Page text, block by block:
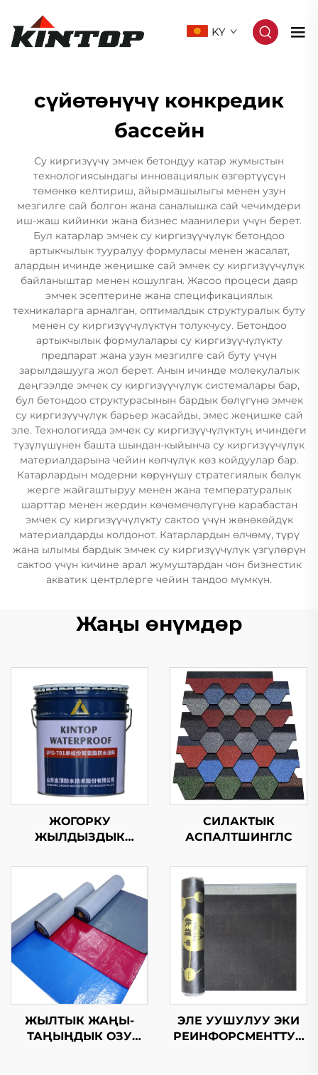
KY
сүйөтөнүчү конкредик
бассейн
Су киргизүүчү эмчек бетондуу катар жумыстын
технологиясындагы инновациялык өзгөртүүсүн
төмөнкө келтириш, айырмашылыгы менен узун
мезгилге сай болгон жана саналышка сай чечимдери
иш-жаш кийинки жана бизнес маанилери үчүн берет.
Бул катарлар эмчек су киргизүүчүлүк бетондоо
артыкчылык тууралуу формуласы менен жасалат,
алардын ичинде жеңишке сай эмчек су киргизүүчүлүк
байланыштар менен кошулган. Жасоо процеси даяр
эмчек эсептерине жана спецификациялык
техникаларга арналган, оптималдык структуралык буту
менен су киргизүүчүлүктүн толукчусу. Бетондоо
артыкчылык формулалары су киргизүүчүлүкту
предпарат жана узун мезгилге сай буту үчүн
зарылдашууга жол берет. Анын ичинде молекулалык
деңгээлде эмчек су киргизүүчүлүк системалары бар,
бул бетондоо структурасынын бардык бөлүгүнө эмчек
су киргизүүчүлүк барьер жасайды, эмес жеңишке сай
эле. Технологияда эмчек су киргизүүчүлүктуң ичиндеги
түзүлүшүнен башта шындан-кыйынча су киргизүүчүлүк
материалдарына чейин көпчүлүк көз койдуулар бар.
Катарлардын модерни көрүнүшү стратегиялык бөлүк
жерге жайгаштыруу менен жана температуралык
шарттар менен жердин көчөмөчөлүгүнө карабастан
эмчек су киргизүүчүлүкту сактоо үчүн жөнөкөйдүк
материалдарды колдонот. Катарлардын өлчөмү, түрү
жана ылымы бардык эмчек су киргизүүчүлүк үзгүлөрүн
сактоо үчүн кичине арал жумуштардан чон бизнестик
акватик центрлерге чейин тандоо мүмкүн.
Жаңы өнүмдөр
ЖОГОРКУ
ЖЫЛДЫЗДЫК
БАС
СИЛАКТЫК
АСПАЛТШИНГЛС
ЖЫЛТЫК ЖАҢЫ-
ТАҢЫҢДЫК ОЗУ
ЭЛЕ УУШУЛУУ ЭКИ
РЕИНФОРСМЕНТТУК